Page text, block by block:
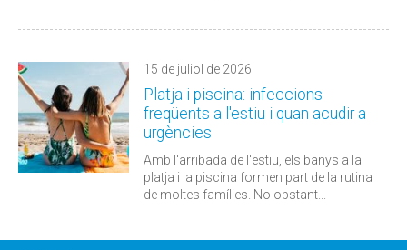
15 de juliol de 2026
Platja i piscina: infeccions
freqüents a l'estiu i quan acudir a
urgències
Amb l'arribada de l'estiu, els banys a la
platja i la piscina formen part de la rutina
de moltes famílies. No obstant...